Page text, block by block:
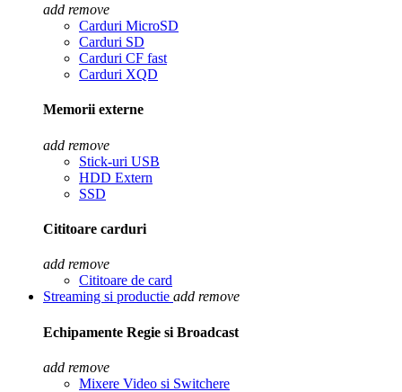
add remove
Carduri MicroSD
Carduri SD
Carduri CF fast
Carduri XQD
Memorii externe
add remove
Stick-uri USB
HDD Extern
SSD
Cititoare carduri
add remove
Cititoare de card
Streaming si productie add remove
Echipamente Regie si Broadcast
add remove
Mixere Video si Switchere